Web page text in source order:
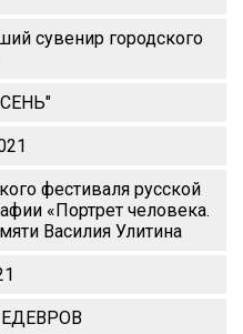
сувенир городского
фестиваля русской
«Портрет человека.
Василия Улитина